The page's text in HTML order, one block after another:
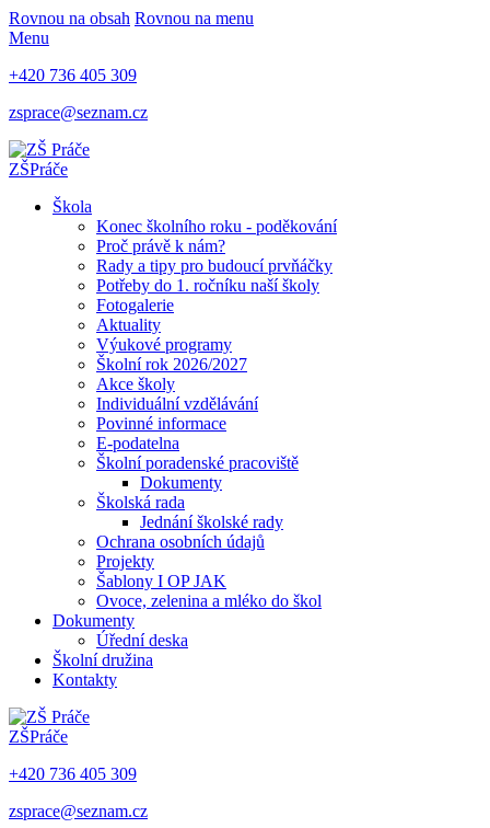
Rovnou na obsah Rovnou na menu
Menu
+420 736 405 309
zsprace@seznam.cz
ZŠPráče
Škola
Konec školního roku - poděkování
Proč právě k nám?
Rady a tipy pro budoucí prvňáčky
Potřeby do 1. ročníku naší školy
Fotogalerie
Aktuality
Výukové programy
Školní rok 2026/2027
Akce školy
Individuální vzdělávání
Povinné informace
E-podatelna
Školní poradenské pracoviště
Dokumenty
Školská rada
Jednání školské rady
Ochrana osobních údajů
Projekty
Šablony I OP JAK
Ovoce, zelenina a mléko do škol
Dokumenty
Úřední deska
Školní družina
Kontakty
ZŠPráče
+420 736 405 309
zsprace@seznam.cz